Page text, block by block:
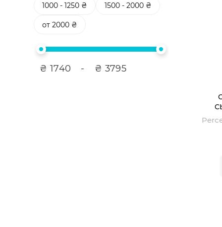
1000 - 1250 ₴ 1500 - 2000 ₴
от 2000 ₴
₴ 1740 - ₴ 3795